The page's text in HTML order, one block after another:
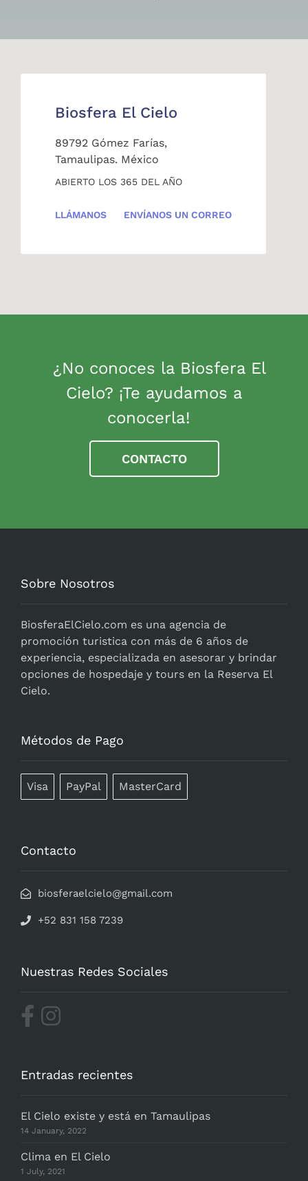
Biosfera El Cielo
89792 Gómez Farías,
Tamaulipas. México
ABIERTO LOS 365 DEL AÑO
LLÁMANOS ENVÍANOS UN CORREO
¿No conoces la Biosfera El
Cielo? ¡Te ayudamos a
conocerla!
CONTACTO
Sobre Nosotros
BiosferaElCielo.com es una agencia de
promoción turistica con más de 6 años de
experiencia, especializada en asesorar y brindar
opciones de hospedaje y tours en la Reserva El
Cielo.
Métodos de Pago
Visa PayPal MasterCard
Contacto
biosferaelcielo@gmail.com
+52 831 158 7239
Nuestras Redes Sociales
Entradas recientes
El Cielo existe y está en Tamaulipas
14 January, 2022
Clima en El Cielo
1 July, 2021